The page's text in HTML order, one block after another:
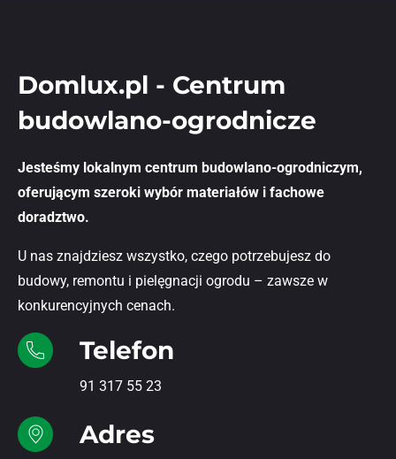
Domlux.pl - Centrum
budowlano-ogrodnicze
Jesteśmy lokalnym centrum budowlano-ogrodniczym,
oferującym szeroki wybór materiałów i fachowe
doradztwo.
U nas znajdziesz wszystko, czego potrzebujesz do
budowy, remontu i pielęgnacji ogrodu – zawsze w
konkurencyjnych cenach.
Telefon
91 317 55 23
Adres